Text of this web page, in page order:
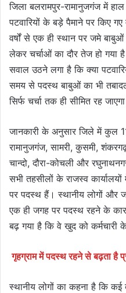
जिला बलरामपुर-रामानुजगंज में हाल
पटवारियों के बड़े पैमाने पर किए
वर्षों से एक ही स्थान पर जमे
लेकर चर्चाओं का दौर तेज हो गया
सवाल उठने लगा है कि क्या
समय से पदस्थ बाबुओं का भी
सिर्फ चर्चा तक ही सीमित रह
जानकारी के अनुसार जिले में कुल
रामानुजगंज, सामरी, कुसमी,
चान्दो, दौरा-कोचली और
सभी तहसीलों के राजस्व कार्यालयों
पर पदस्थ हैं। स्थानीय लोगों और
एक ही जगह पर पदस्थ रहने के
बढ़ गया है कि वे खुद को
गृहग्राम में पदस्थ रहने से बढ़ता है
स्थानीय लोगों का कहना है कि